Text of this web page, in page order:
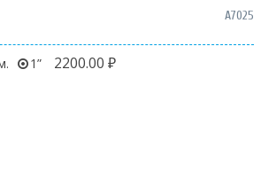
А7025
1 2200.00 ₽